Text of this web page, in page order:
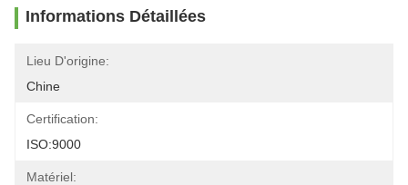
Informations Détaillées
Lieu D'origine:
Chine
Certification:
ISO:9000
Matériel: